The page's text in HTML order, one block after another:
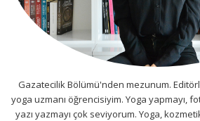
Gazatecilik Bölümü'nden mezunum.
yoga uzmanı öğrencisiyim. Yoga yapmayı,
yazı yazmayı çok seviyorum. Yoga,